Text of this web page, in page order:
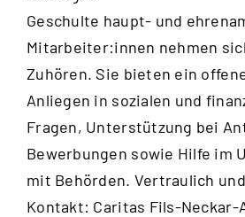
Geschulte haupt- und
Mitarbeiter:innen nehmen
Zuhören. Sie bieten ein
Anliegen in sozialen und
Fragen, Unterstützung bei
Bewerbungen sowie Hilfe im
mit Behörden. Vertraulich
Kontakt: Caritas Fils-Neckar-